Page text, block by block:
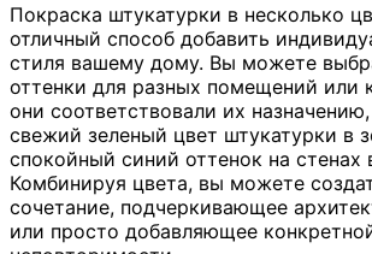
Покраска штукатурки в несколько
отличный способ добавить
стиля вашему дому. Вы можете
оттенки для разных помещений или
они соответствовали их
свежий зеленый цвет штукатурки в
спокойный синий оттенок на стенах
Комбинируя цвета, вы можете
сочетание, подчеркивающее
или просто добавляющее